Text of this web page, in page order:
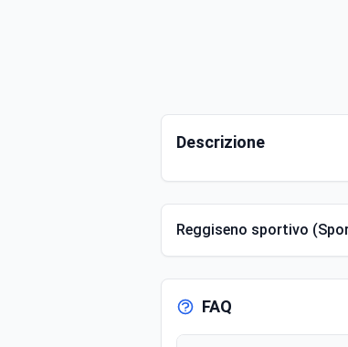
Descrizione
Reggiseno sportivo
FAQ